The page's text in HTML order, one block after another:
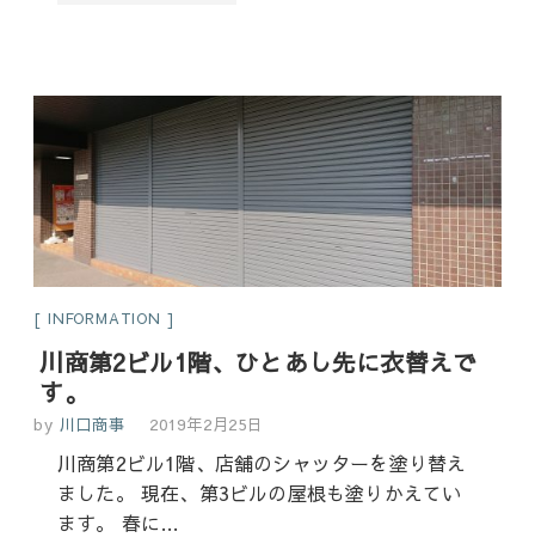
INFORMATION
川商第2ビル1階、ひとあし先に衣替えで
す。
by 川口商事 2019年2月25日
川商第2ビル1階、店舗のシャッターを塗り替え
ました。 現在、第3ビルの屋根も塗りかえてい
ます。 春に…